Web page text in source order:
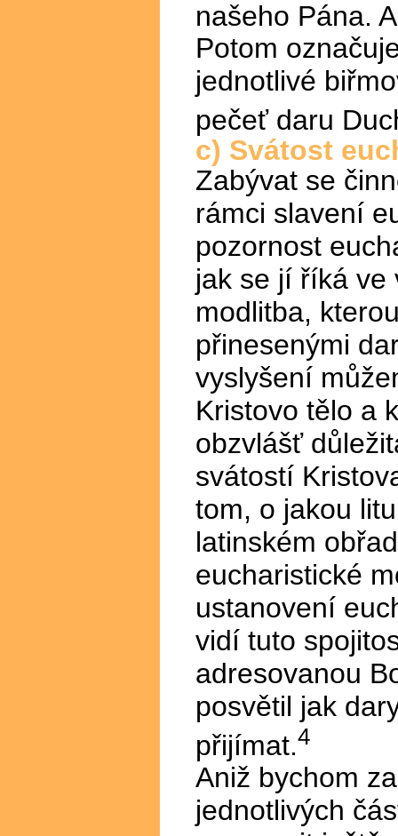
našeho Pána.
Potom
jednotlivé
pečeť daru
c) Svátost
Zabývat se
rámci slavení
pozornost
jak se jí říká ve
modlitba,
přinesenými
vyslyšení
Kristovo tělo a
obzvlášť
svátostí
tom, o jakou
latinském
eucharistické
ustanovení
vidí tuto
adresovanou
posvětil jak
přijímat.4
Aniž bychom
jednotlivých